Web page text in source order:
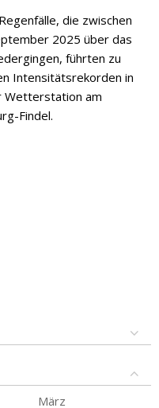
die zwischen
2025 über das
führten zu
Intensitätsrekorden in
Wetterstation am
Findel.
März